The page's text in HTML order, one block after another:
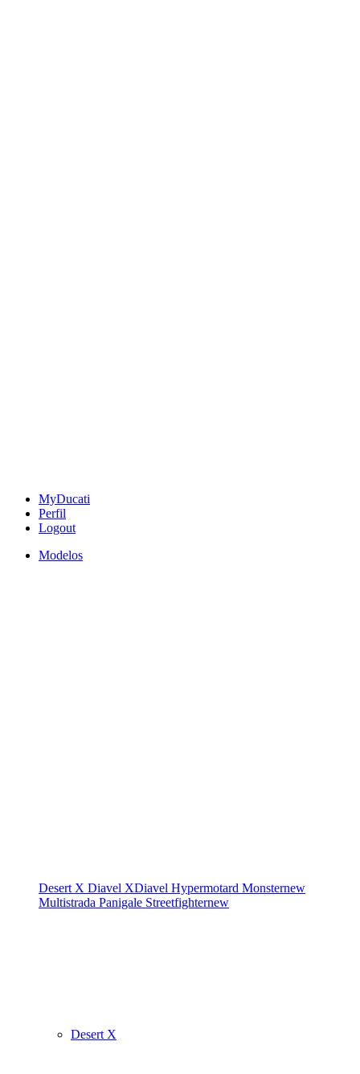
MyDucati
Perfil
Logout
Modelos
Desert X Diavel XDiavel Hypermotard Monsternew
Multistrada Panigale Streetfighternew
Desert X